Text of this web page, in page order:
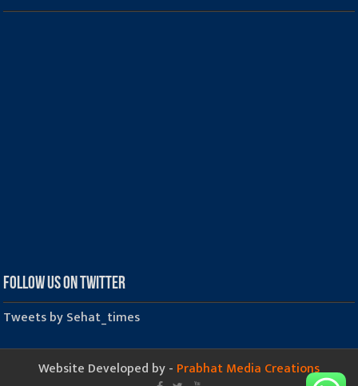
Follow us on Twitter
Tweets by Sehat_times
Website Developed by - Prabhat Media Creations